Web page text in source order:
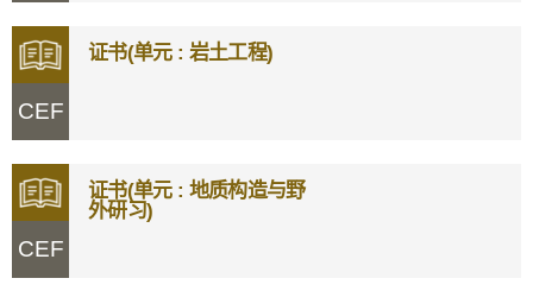
CEF
证书(单元 : 岩土工程)
CEF
证书(单元 : 地质构造与野
外研习)